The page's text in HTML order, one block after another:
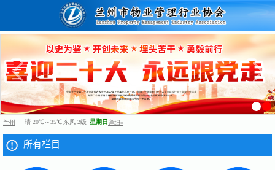
所有栏目